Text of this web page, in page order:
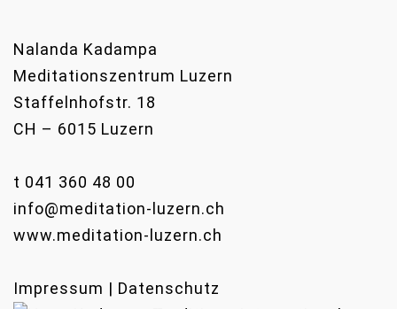
Nalanda Kadampa
Meditationszentrum Luzern
Staffelnhofstr. 18
CH – 6015 Luzern
t 041 360 48 00
info@meditation-luzern.ch
www.meditation-luzern.ch
Impressum | Datenschutz